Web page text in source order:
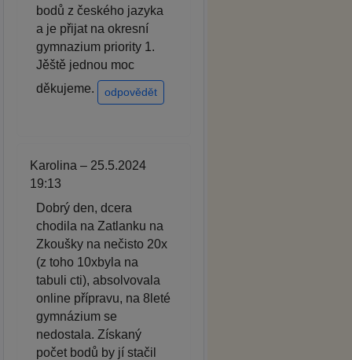
bodů z českého jazyka
a je přijat na okresní
gymnazium priority 1.
Jěště jednou moc
děkujeme.
odpovědět
Karolina – 25.5.2024
19:13
Dobrý den, dcera
chodila na Zatlanku na
Zkoušky na nečisto 20x
(z toho 10xbyla na
tabuli cti), absolvovala
online přípravu, na 8leté
gymnázium se
nedostala. Získaný
počet bodů by jí stačil